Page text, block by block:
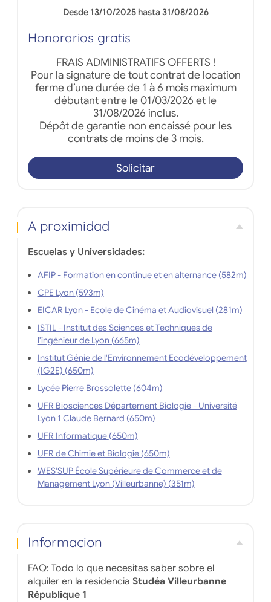
Desde 13/10/2025 hasta 31/08/2026
Honorarios gratis
FRAIS ADMINISTRATIFS OFFERTS !
Pour la signature de tout contrat de location
ferme d’une durée de 1 à 6 mois maximum
débutant entre le 01/03/2026 et le
31/08/2026 inclus.
Dépôt de garantie non encaissé pour les
contrats de moins de 3 mois.
Solicitar
A proximidad
Escuelas y Universidades:
AFIP - Formation en continue et en alternance (582m)
CPE Lyon (593m)
EICAR Lyon - Ecole de Cinéma et Audiovisuel (281m)
ISTIL - Institut des Sciences et Techniques de
l'ingénieur de Lyon (665m)
Institut Génie de l'Environnement Ecodéveloppement
(IG2E) (650m)
Lycée Pierre Brossolette (604m)
UFR Biosciences Département Biologie - Université
Lyon 1 Claude Bernard (650m)
UFR Informatique (650m)
UFR de Chimie et Biologie (650m)
WES'SUP École Supérieure de Commerce et de
Management Lyon (Villeurbanne) (351m)
Informacion
FAQ: Todo lo que necesitas saber sobre el
alquiler en la residencia Studéa Villeurbanne
République 1